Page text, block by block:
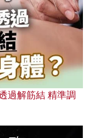
過解筋結 精準調